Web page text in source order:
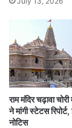
राम मंदिर चढ़ावा
ने मांगी स्टेटस रिपोर्ट,
नोटिस